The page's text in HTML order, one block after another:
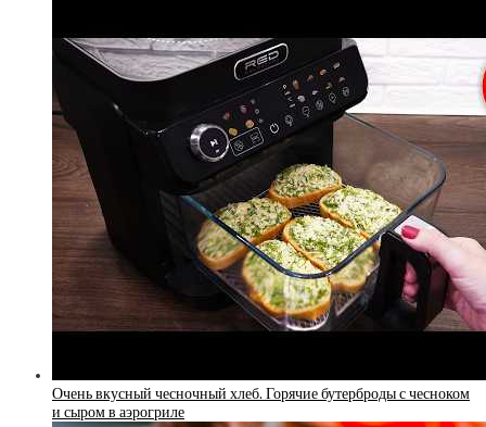
Очень вкусный чесночный хлеб. Горячие бутерброды с чесноком
и сыром в аэрогриле